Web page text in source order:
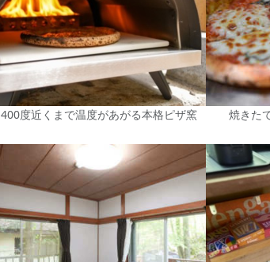
400度近くまで温度があがる本格ピザ窯 焼きた